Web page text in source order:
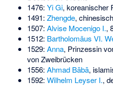
1476: Yi Gi, koreanischer
1491: Zhengde,
1507: Alvise Mocenigo I.,
1512: Bartholomäus VI.
1529: Anna, Prinzessin
von Zweibrücken
1556: Ahmad Bābā,
1592: Wilhelm Leyser I.,